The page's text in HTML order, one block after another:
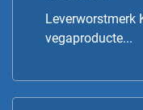
Leverworstmerk
vegaproducte...